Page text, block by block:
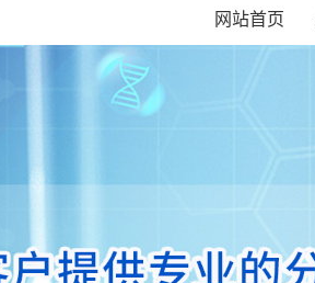
网站首页